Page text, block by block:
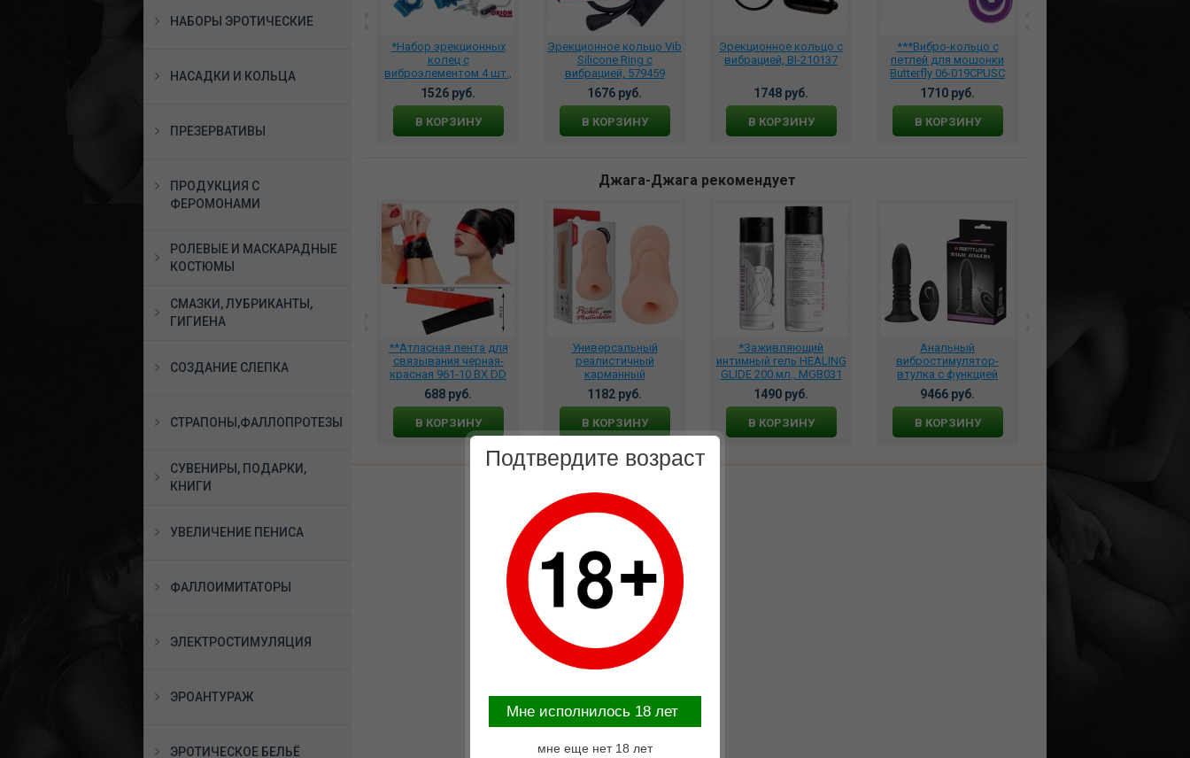
НАБОРЫ ЭРОТИЧЕСКИЕ
НАСАДКИ И КОЛЬЦА
ПРЕЗЕРВАТИВЫ
ПРОДУКЦИЯ С
ФЕРОМОНАМИ
РОЛЕВЫЕ И МАСКАРАДНЫЕ
КОСТЮМЫ
СМАЗКИ, ЛУБРИКАНТЫ,
ГИГИЕНА
СОЗДАНИЕ СЛЕПКА
СТРАПОНЫ,ФАЛЛОПРОТЕЗЫ
СУВЕНИРЫ, ПОДАРКИ,
КНИГИ
УВЕЛИЧЕНИЕ ПЕНИСА
ФАЛЛОИМИТАТОРЫ
ЭЛЕКТРОСТИМУЛЯЦИЯ
ЭРОАНТУРАЖ
ЭРОТИЧЕСКОЕ БЕЛЬЁ
стимуляцией клитора,
стимуляцией клитора,
BI-210147
*Набор эрекционных
колец с
виброэлементом 4 шт.,
560650
1526 руб.
В КОРЗИНУ
Эрекционное кольцо Vib
Silicone Ring с
вибрацией, 579459
1676 руб.
В КОРЗИНУ
Эрекционное кольцо с
вибрацией, BI-210137
1748 руб.
В КОРЗИНУ
***Вибро-кольцо с
петлей для мошонки
Butterfly 06-019CPUSC
1710 руб.
В КОРЗИНУ
Джага-Джага рекомендует
TOY POWDER Classic 15
с вибрацией, BI-014227
В КОРЗИНУ
**Атласная лента для
связывания черная-
красная 961-10 BX DD
688 руб.
В КОРЗИНУ
Универсальный
реалистичный
карманный
мастурбатор-анус,
VN352002
1182 руб.
В КОРЗИНУ
*Заживляющий
интимный гель HEALING
GLIDE 200 мл., MGB031
1490 руб.
В КОРЗИНУ
Анальный
вибростимулятор-
втулка с функцией
естественных фрикций
Magic Jingers на пульте
9466 руб.
В КОРЗИНУ
Подтвердите возраст
Mне исполнилось 18 лет
мне еще нет 18 лет